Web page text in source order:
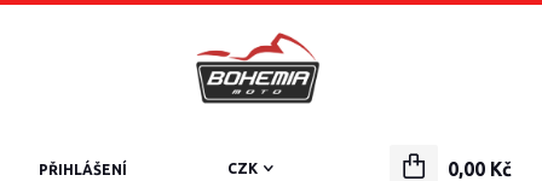
CZK
PŘIHLÁŠENÍ 0,00 Kč